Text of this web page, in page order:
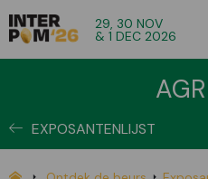
29, 30 NOV
& 1 DEC 2026
EXPOSANTENLIJST